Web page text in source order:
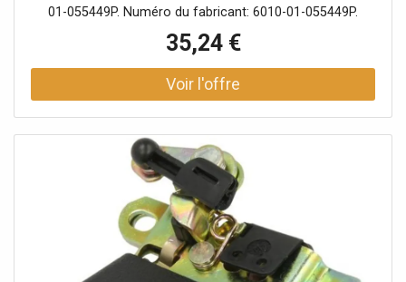
01-055449P. Numéro du fabricant: 6010-01-055449P.
35,24 €